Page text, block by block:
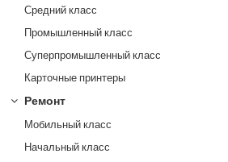
Средний класс
Промышленный класс
Суперпромышленный класс
Карточные принтеры
Ремонт
Мобильный класс
Начальный класс